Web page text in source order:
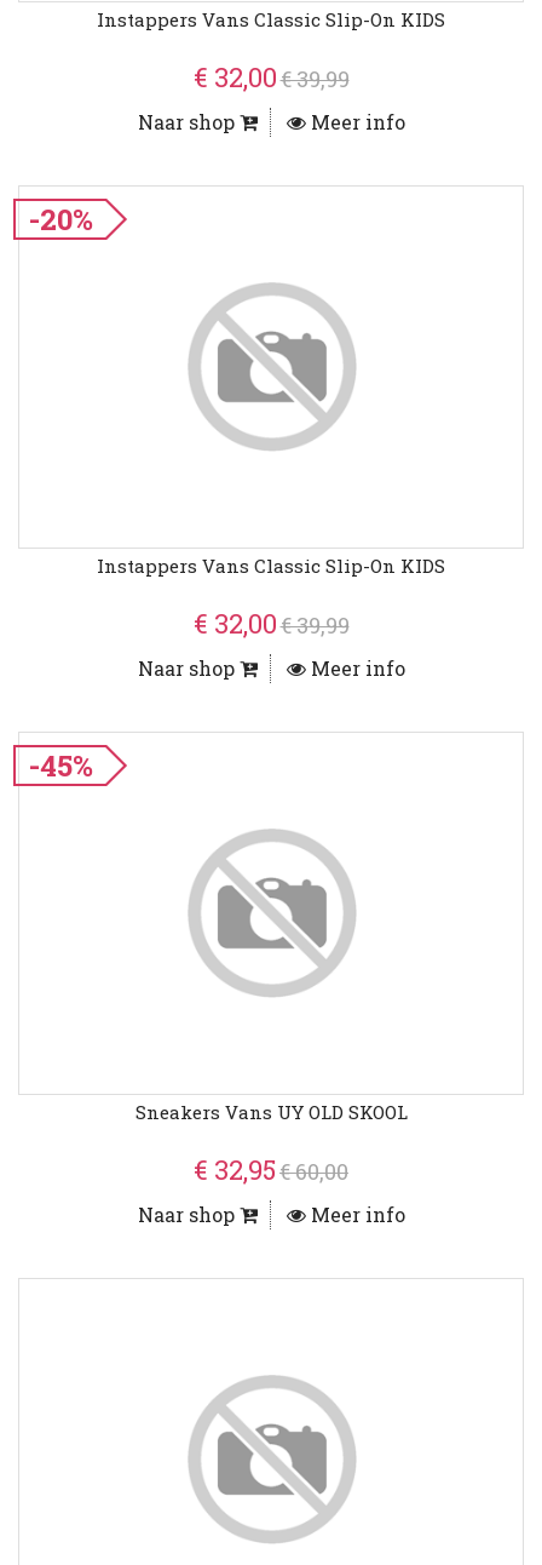
Instappers Vans Classic Slip-On KIDS
€ 32,00€ 39,99
Naar shop Meer info
-20%
Instappers Vans Classic Slip-On KIDS
€ 32,00€ 39,99
Naar shop Meer info
-45%
Sneakers Vans UY OLD SKOOL
€ 32,95€ 60,00
Naar shop Meer info